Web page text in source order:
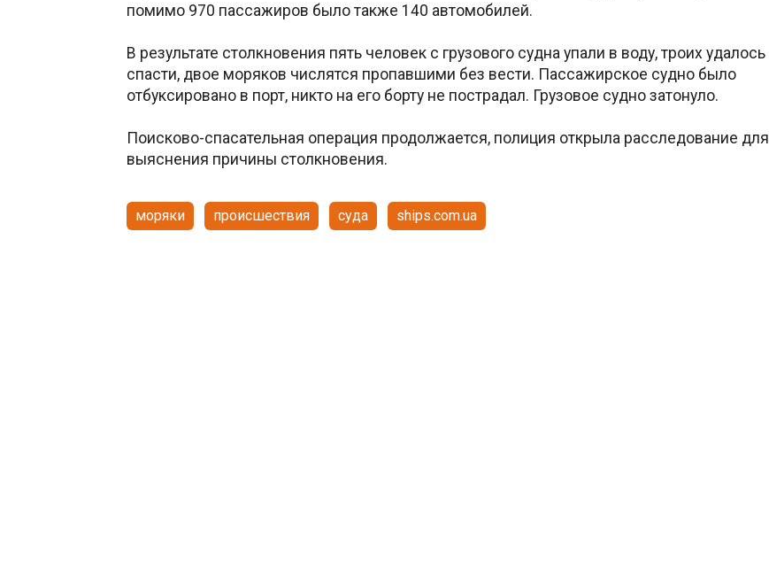
помимо 970 пассажиров было также 140 автомобилей.
В результате столкновения пять человек с грузового судна упали в воду, троих удалось
спасти, двое моряков числятся пропавшими без вести. Пассажирское судно было
отбуксировано в порт, никто на его борту не пострадал. Грузовое судно затонуло.
Поисково-спасательная операция продолжается, полиция открыла расследование для
выяснения причины столкновения.
моряки происшествия суда ships.com.ua